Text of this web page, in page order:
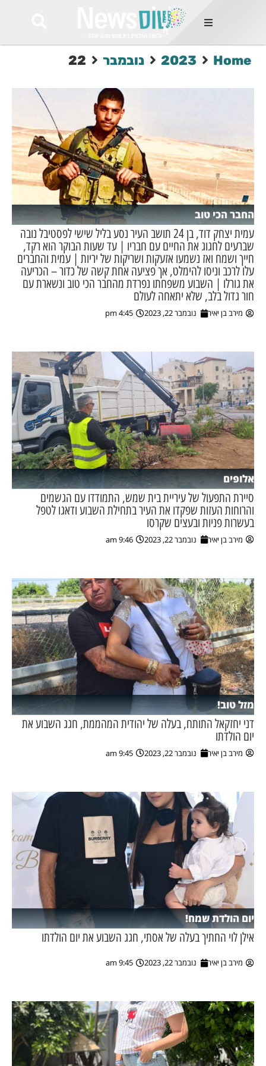
החמות
odio
mauris, wisi
tortor
feugiat
ultricies
Congue
luctus, quam
mi
מסע מלחמה
מקומית
עסקים
Home
2023 נובמבר 22
החבר הכי טוב
עמית יצחק דוד, בן 24 תושב העיר נסע בליל שישי לפסטיבל נובה
שברעים לחגוג את החיים עם חבריו | עד שעות הבוקר הוא רקד,
חייך ושמח ואז נשמעו אזעקות ושריקות של יריות | עמית והחברים
עלו לרכב וניסו להימלט, אך פציעה אחת קשה של כדור – הכריעה
את גורלו | השבוע משפחתו נפרדת מהחבר הכי טוב ונשארת עם
חור גדול בלב, שלא יתאחה לעולם
מירב בן יאיר נובמבר 22, 2023 4:45 pm
אלופים
סיירת התפעול של עיריית בית שמש, התמודדו עם הגשמים
והרוחות העזות שפקדו את העיר בתחילת השבוע ודאגו לטפל
בעשרות פניות ובעצים שקרסו
מירב בן יאיר נובמבר 22, 2023 9:46 am
מזל טוב!
דני יחזקאל התותח, בעלה של יהודית המהממת, חגג השבוע את
יום הולדתו
מירב בן יאיר נובמבר 22, 2023 9:45 am
יום הולדת שמח!
אילן לוי החתיך בעלה של אסתי, חגג השבוע את יום הולדתו
מירב בן יאיר נובמבר 22, 2023 9:45 am